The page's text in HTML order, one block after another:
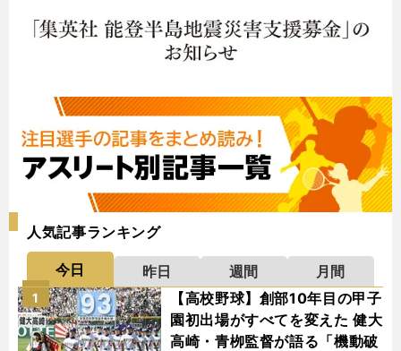
人気記事ランキング
今日 昨日 週間
月間
【高校野球】創部10年目の甲子
園初出場がすべてを変えた 健大
高崎・青栁監督が語る「機動破
1